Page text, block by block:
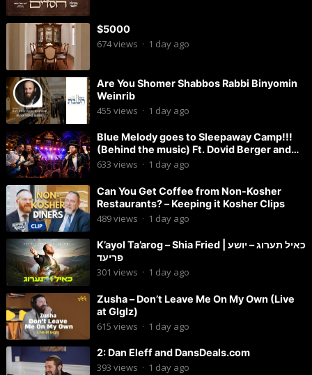
$5000
674views · 1 day ago
Are You Shomer Shabbos Rabbi Binyomin
Weinrib
455 views · 1 day ago
Blue Melody goes to Sleepaway Camp!!!
(Behind the music) Ft. Dovid Berger and
Chaim Brown
633 views · 1 day ago
Can You Get Coffee from Non-Kosher
Restaurants? – Keeping it Kosher Clips
489views · 1 day ago
K’ayol Ta’arog – Shia Fried | כאיל תערוג – יושע
פריעד
301 views · 1 day ago
Zusha – Don’t Leave Me On My Own (Live
at Glglz)
615 views · 1 day ago
2: Dan Eleff and DansDeals.com
393 views · 1 day ago